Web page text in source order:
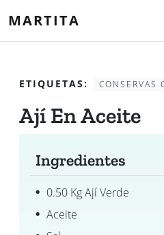
MARTITA
ETIQUETAS: CONSERVAS
Ají En Aceite
Ingredientes
0.50 Kg Ají Verde
Aceite